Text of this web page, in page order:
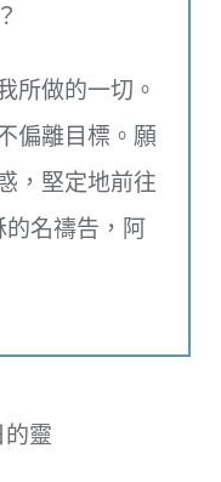
所做的一切。
偏離目標。願
，堅定地前往
名禱告，阿
靈